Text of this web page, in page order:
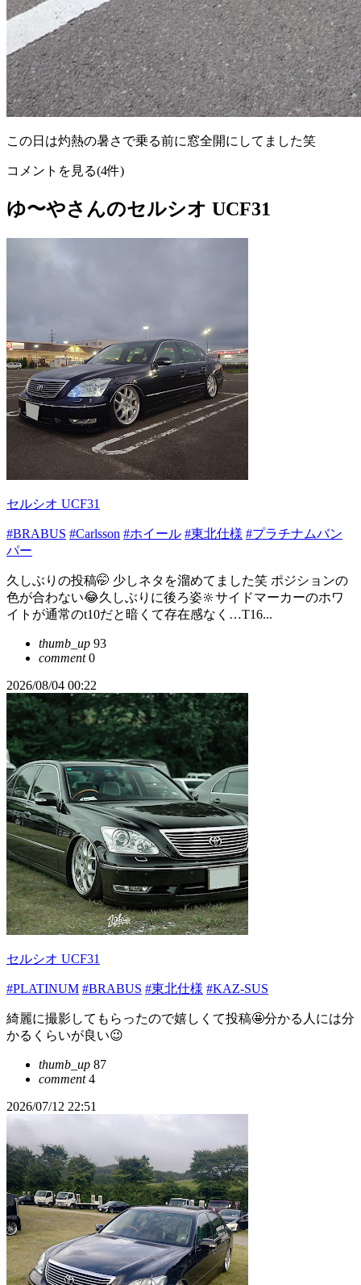
この日は灼熱の暑さで乗る前に窓全開にしてました笑
コメントを見る(4件)
ゆ〜やさんのセルシオ UCF31
セルシオ UCF31
#BRABUS #Carlsson #ホイール #東北仕様 #プラチナムバン
パー
久しぶりの投稿🤭 少しネタを溜めてました笑 ポジションの
色が合わない😂久しぶりに後ろ姿🔆サイドマーカーのホワ
イトが通常のt10だと暗くて存在感なく…T16...
thumb_up 93
comment0
2026/08/04 00:22
セルシオ UCF31
#PLATINUM #BRABUS #東北仕様 #KAZ-SUS
綺麗に撮影してもらったので嬉しくて投稿🤩分かる人には分
かるくらいが良い😉
thumb_up 87
comment4
2026/07/12 22:51